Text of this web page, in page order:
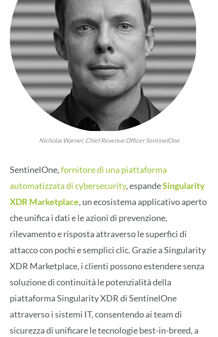
Nicholas Warner, Chief Revenue Officer SentinelOne
SentinelOne,fornitore di una piattaforma
automatizzata di cybersecurity, espandeSingularity
XDR Marketplace, un ecosistema applicativo aperto
che unifica i dati e le azioni di prevenzione,
rilevamento e risposta attraverso le superfici di
attacco con pochi e semplici clic. Grazie a Singularity
XDR Marketplace, i clienti possono estendere senza
soluzione di continuità le potenzialità della
piattaforma Singularity XDR di SentinelOne
attraverso i sistemi IT, consentendo ai team di
sicurezza di unificare le tecnologie best-in-breed, a